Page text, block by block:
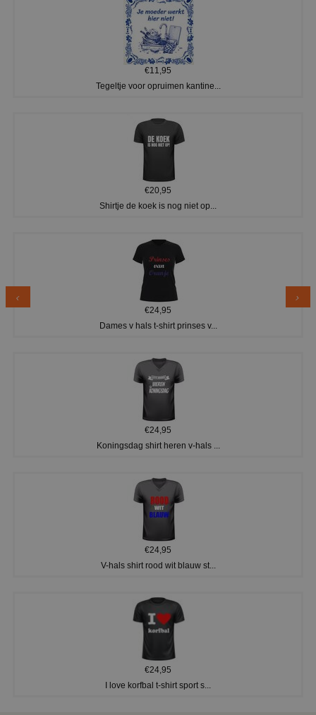
€11,95
Tegeltje voor opruimen kantine...
€20,95
Shirtje de koek is nog niet op...
€24,95
Dames v hals t-shirt prinses v...
€24,95
Koningsdag shirt heren v-hals ...
€24,95
V-hals shirt rood wit blauw st...
€24,95
I love korfbal t-shirt sport s...